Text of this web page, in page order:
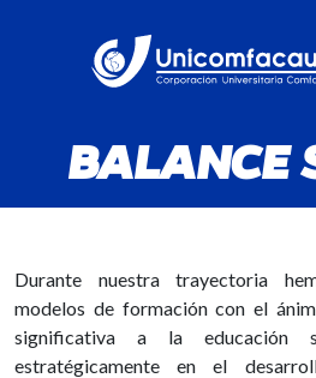
BALANCE
Durante nuestra trayectoria
modelos de formación con el
significativa a la educación
estratégicamente en el